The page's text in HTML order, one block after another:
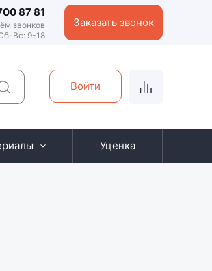
87 81
звонков
Вс: 9-18
Заказать звонок
Войти
Уценка